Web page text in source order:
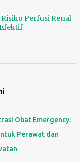
Risiko Perfusi Renal
Obat Emergency:
Perawat dan